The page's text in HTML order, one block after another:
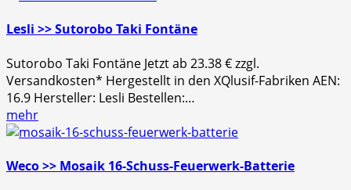
Lesli >> Sutorobo Taki Fontäne
Sutorobo Taki Fontäne Jetzt ab 23.38 € zzgl.
Versandkosten* Hergestellt in den XQlusif-Fabriken AEN:
16.9 Hersteller: Lesli Bestellen:…
mehr
Weco >> Mosaik 16-Schuss-Feuerwerk-Batterie